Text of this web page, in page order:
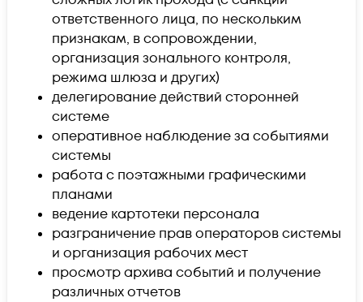
ответственного лица, по нескольким
признакам, в сопровождении,
организация зонального контроля,
режима шлюза и других)
делегирование действий сторонней
системе
оперативное наблюдение за событиями
системы
работа с поэтажными графическими
планами
ведение картотеки персонала
разграничение прав операторов системы
и организация рабочих мест
просмотр архива событий и получение
различных отчетов